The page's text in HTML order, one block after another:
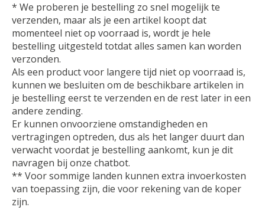
* We proberen je bestelling zo snel mogelijk te
verzenden, maar als je een artikel koopt dat
momenteel niet op voorraad is, wordt je hele
bestelling uitgesteld totdat alles samen kan worden
verzonden.
Als een product voor langere tijd niet op voorraad is,
kunnen we besluiten om de beschikbare artikelen in
je bestelling eerst te verzenden en de rest later in een
andere zending.
Er kunnen onvoorziene omstandigheden en
vertragingen optreden, dus als het langer duurt dan
verwacht voordat je bestelling aankomt, kun je dit
navragen bij onze chatbot.
** Voor sommige landen kunnen extra invoerkosten
van toepassing zijn, die voor rekening van de koper
zijn.